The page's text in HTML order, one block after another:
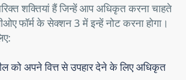
शक्तियां हैं जिन्हें आप अधिकृत करना चाहते
फॉर्म के सेक्शन 3 में इन्हें नोट करना होगा।
को अपने वित्त से उपहार देने के लिए अधिकृत